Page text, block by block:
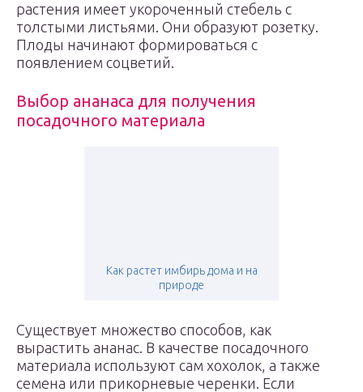
растения имеет укороченный стебель с
толстыми листьями. Они образуют розетку.
Плоды начинают формироваться с
появлением соцветий.
Выбор ананаса для получения
посадочного материала
Как растет имбирь дома и на
природе
Существует множество способов, как
вырастить ананас. В качестве посадочного
материала используют сам хохолок, а также
семена или прикорневые черенки. Если